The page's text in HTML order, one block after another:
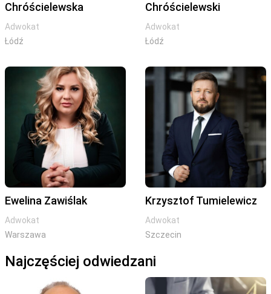
Chróścielewska
Adwokat
Łódź
Chróścielewski
Adwokat
Łódź
Ewelina Zawiślak
Adwokat
Warszawa
Krzysztof Tumielewicz
Adwokat
Szczecin
Najczęściej odwiedzani